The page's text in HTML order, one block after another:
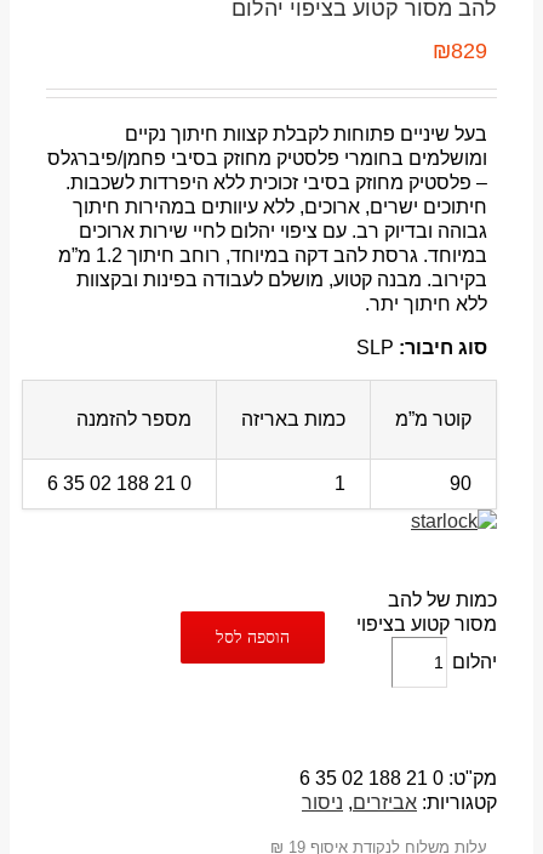
להב מסור קטוע בציפוי יהלום
₪829
בעל שיניים פתוחות לקבלת קצוות חיתוך נקיים
ומושלמים בחומרי פלסטיק מחוזק בסיבי פחמן/פיברגלס
– פלסטיק מחוזק בסיבי זכוכית ללא היפרדות לשכבות.
חיתוכים ישרים, ארוכים, ללא עיוותים במהירות חיתוך
גבוהה ובדיוק רב. עם ציפוי יהלום לחיי שירות ארוכים
במיוחד. גרסת להב דקה במיוחד, רוחב חיתוך 1.2 מ”מ
בקירוב. מבנה קטוע, מושלם לעבודה בפינות ובקצוות
ללא חיתוך יתר.
סוג חיבור:
קוטר מ”מ כמות באריזה מספר להזמנה
90
1
0 21 188 02 35 6
כמות של להב
מסור קטוע בציפוי
יהלום
הוספה לסל
מק"ט: 0 21 188 02 35 6
קטגוריות: אביזרים, ניסור
עלות משלוח לנקודת איסוף 19 ₪